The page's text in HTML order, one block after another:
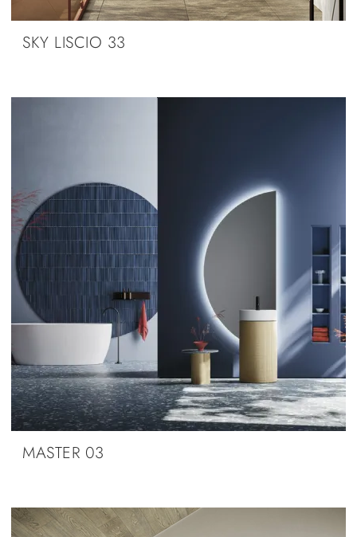
SKY LISCIO 33
MASTER 03